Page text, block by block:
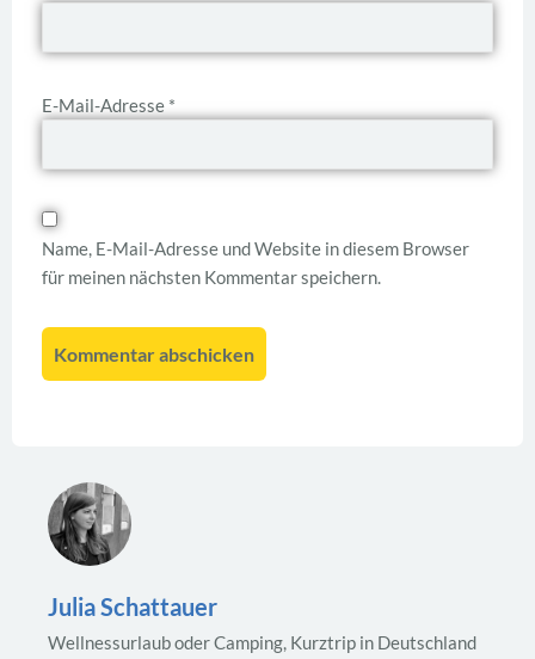
E-Mail-Adresse *
Name, E-Mail-Adresse und Website in diesem Browser
für meinen nächsten Kommentar speichern.
Julia Schattauer
Wellnessurlaub oder Camping, Kurztrip in Deutschland